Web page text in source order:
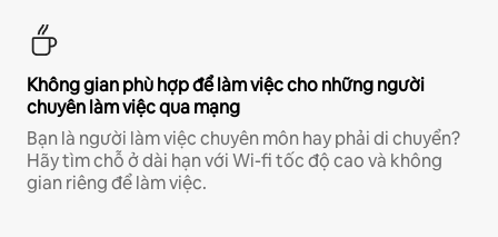
Không gian phù hợp để làm việc cho những người
chuyên làm việc qua mạng
Bạn là người làm việc chuyên môn hay phải di chuyển?
Hãy tìm chỗ ở dài hạn với Wi-fi tốc độ cao và không
gian riêng để làm việc.